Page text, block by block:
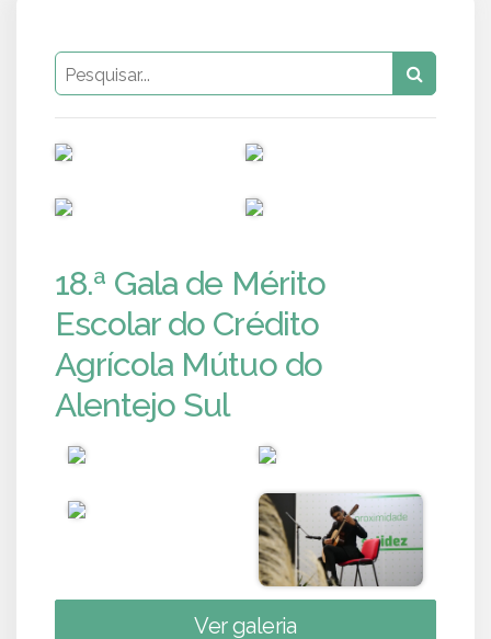
18.ª Gala de Mérito
Escolar do Crédito
Agrícola Mútuo do
Alentejo Sul
Ver galeria